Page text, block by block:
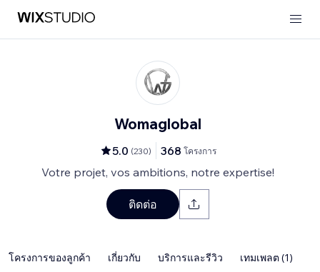
Womaglobal
5.0 (230) 368 โครงการ
Votre projet, vos ambitions, notre expertise!
ติดต่อ
โครงการของลูกค้า เกี่ยวกับ บริการและรีวิว เทมเพลต (1)